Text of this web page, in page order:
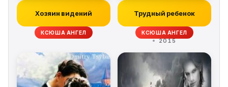
Хозяин видений
КСЮША АНГЕЛ
Трудный ребенок
КСЮША АНГЕЛ
2015